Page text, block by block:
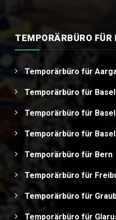
TEMPORÄRBÜRO FÜR
Temporärbüro für
Temporärbüro für Basel
Temporärbüro für
Temporärbüro für
Temporärbüro für Bern
Temporärbüro für
Temporärbüro für
Temporärbüro für